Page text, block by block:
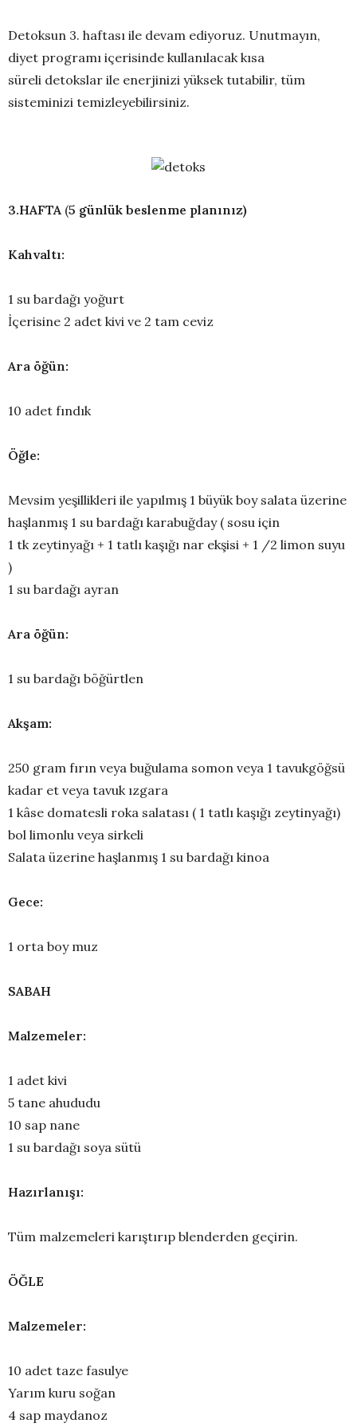
Detoksun 3. haftası ile devam ediyoruz. Unutmayın,
diyet programı içerisinde kullanılacak kısa
süreli detokslar ile enerjinizi yüksek tutabilir, tüm
sisteminizi temizleyebilirsiniz.
3.HAFTA (5 günlük beslenme planınız)
Kahvaltı:
1 su bardağı yoğurt
İçerisine 2 adet kivi ve 2 tam ceviz
Ara öğün:
10 adet fındık
Öğle:
Mevsim yeşillikleri ile yapılmış 1 büyük boy salata üzerine
haşlanmış 1 su bardağı karabuğday ( sosu için
1 tk zeytinyağı + 1 tatlı kaşığı nar ekşisi + 1 /2 limon suyu
)
1 su bardağı ayran
Ara öğün:
1 su bardağı böğürtlen
Akşam:
250 gram fırın veya buğulama somon veya 1 tavukgöğsü
kadar et veya tavuk ızgara
1 kâse domatesli roka salatası ( 1 tatlı kaşığı zeytinyağı)
bol limonlu veya sirkeli
Salata üzerine haşlanmış 1 su bardağı kinoa
Gece:
1 orta boy muz
SABAH
Malzemeler:
1 adet kivi
5 tane ahududu
10 sap nane
1 su bardağı soya sütü
Hazırlanışı:
Tüm malzemeleri karıştırıp blenderden geçirin.
ÖĞLE
Malzemeler:
10 adet taze fasulye
Yarım kuru soğan
4 sap maydanoz